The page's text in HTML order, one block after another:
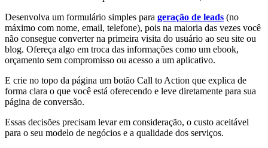
Desenvolva um formulário simples para geração de leads (no
máximo com nome, email, telefone), pois na maioria das vezes você
não consegue converter na primeira visita do usuário ao seu site ou
blog. Ofereça algo em troca das informações como um ebook,
orçamento sem compromisso ou acesso a um aplicativo.
E crie no topo da página um botão Call to Action que explica de
forma clara o que você está oferecendo e leve diretamente para sua
página de conversão.
Essas decisões precisam levar em consideração, o custo aceitável
para o seu modelo de negócios e a qualidade dos serviços.